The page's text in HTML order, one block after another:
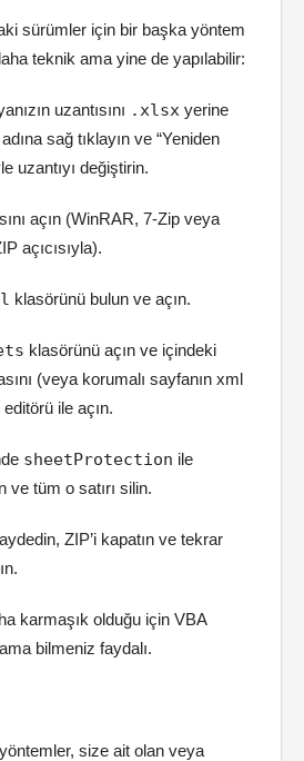
sürümler için bir başka yöntem
teknik ama yine de yapılabilir:
uzantısını .xlsx yerine
sağ tıklayın ve “Yeniden
uzantıyı değiştirin.
açın (WinRAR, 7-Zip veya
açıcısıyla).
klasörünü bulun ve açın.
klasörünü açın ve içindeki
(veya korumalı sayfanın xml
ile açın.
sheetProtection ile
ve tüm o satırı silin.
ZIP’i kapatın ve tekrar
karmaşık olduğu için VBA
bilmeniz faydalı.
size ait olan veya